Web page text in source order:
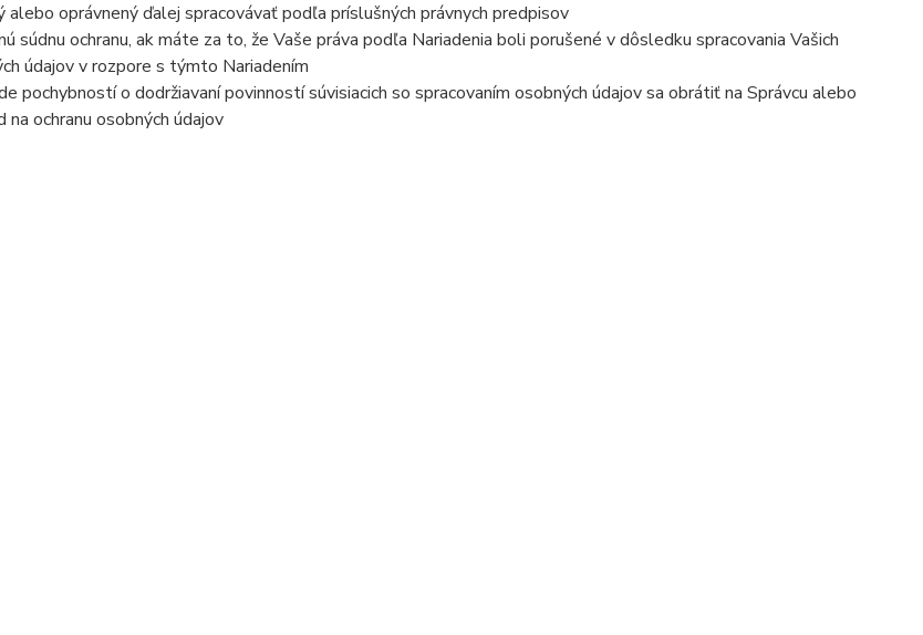
alebo oprávnený ďalej spracovávať podľa príslušných právnych predpisov
súdnu ochranu, ak máte za to, že Vaše práva podľa Nariadenia boli porušené v dôsledku spracovania Vašich
údajov v rozpore s týmto Nariadením
pochybností o dodržiavaní povinností súvisiacich so spracovaním osobných údajov sa obrátiť na Správcu alebo
na ochranu osobných údajov